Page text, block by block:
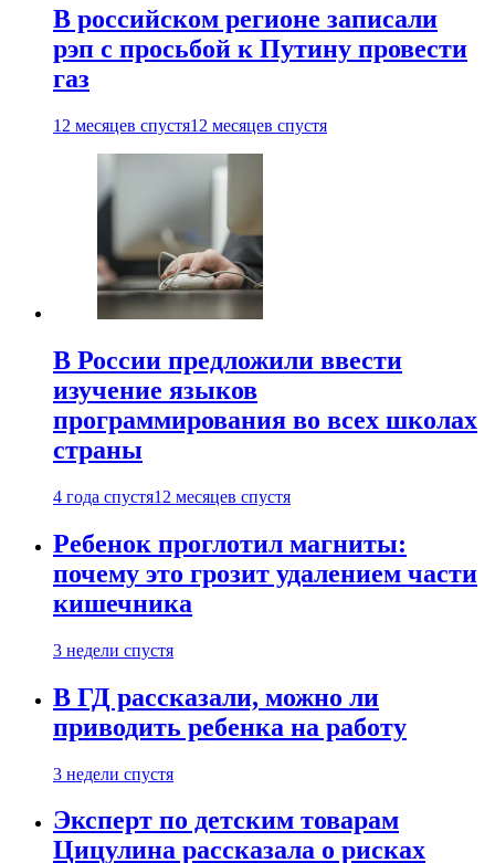
В российском регионе записали
рэп с просьбой к Путину провести
газ
12 месяцев спустя12 месяцев спустя
В России предложили ввести
изучение языков
программирования во всех школах
страны
4 года спустя12 месяцев спустя
Ребенок проглотил магниты:
почему это грозит удалением части
кишечника
3 недели спустя
В ГД рассказали, можно ли
приводить ребенка на работу
3 недели спустя
Эксперт по детским товарам
Цицулина рассказала о рисках